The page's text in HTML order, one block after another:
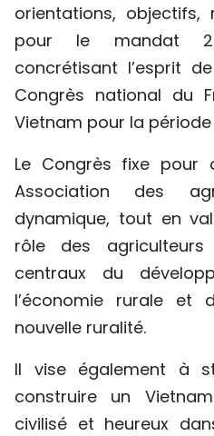
orientations, objectifs,
pour le mandat
concrétisant l’esprit
Congrès national du
Vietnam pour la période
Le Congrès fixe
Association des
dynamique, tout en
rôle des
centraux du
l’économie rurale et
nouvelle ruralité.
Il vise également à
construire un
civilisé et heureux